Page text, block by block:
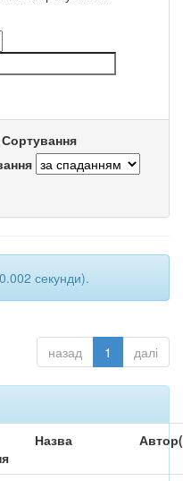
Сортування
секунди).
назад 1 далі
Назва